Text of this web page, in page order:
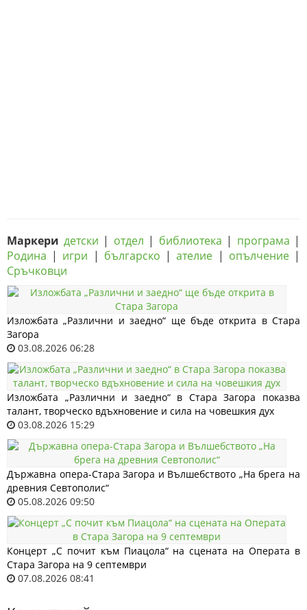
Маркери детски | отдел | библиотека | програма |
Родина | игри | българско |ателие | опълчение|
Сръчковци
Изложбата „Различни и заедно“ ще бъде открита в Стара
Загора
03.08.2026 06:28
Изложбата „Различни и заедно“ в Стара Загора показва
талант, творческо вдъхновение и сила на човешкия дух
03.08.2026 15:29
Държавна опера-Стара Загора и Вълшебството „На брега на
древния Севтополис“
05.08.2026 09:50
Концерт „С почит към Пиацола“ на сцената на Операта в
Стара Загора на 9 септември
07.08.2026 08:41